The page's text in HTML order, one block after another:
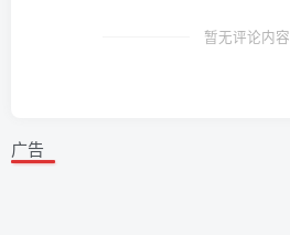
暂无评论内容
广告